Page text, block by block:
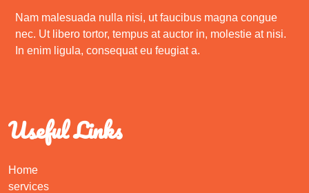
Nam malesuada nulla nisi, ut faucibus magna congue
nec. Ut libero tortor, tempus at auctor in, molestie at nisi.
In enim ligula, consequat eu feugiat a.
Useful Links
Home
services